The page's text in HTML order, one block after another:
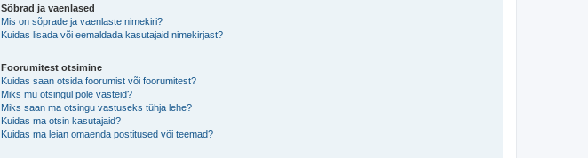
Sõbrad ja vaenlased
Mis on sõprade ja vaenlaste nimekiri?
Kuidas lisada või eemaldada kasutajaid nimekirjast?
Foorumitest otsimine
Kuidas saan otsida foorumist või foorumitest?
Miks mu otsingul pole vasteid?
Miks saan ma otsingu vastuseks tühja lehe?
Kuidas ma otsin kasutajaid?
Kuidas ma leian omaenda postitused või teemad?